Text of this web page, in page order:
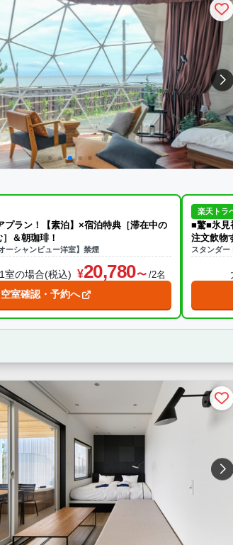
カップル 子連れ 大人数(グループ)
施設タイプ
ドームテント コットンテント コテー
特徴・アクティビティ
BBQ サウナ・テントサウナ 焚火・キ
駅から徒歩15分以内 駅から送迎あり
条件をクリア
プラン！【素泊】×宿泊特典［滞在中の
］＆朝珈琲！
ーシャンビュー洋室】禁煙
室の場合(税込) 20,780 /2名
空室確認・予約へ
楽天トラ
■驚■氷見
注文飲物
スタンダー